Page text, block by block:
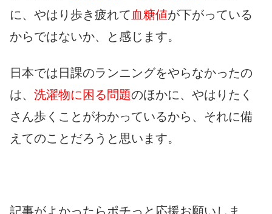
に、やはり歩き疲れて血糖値が下がっている
からではないか、と感じます。
日本では日課のランニングをやらなかったの
は、 洗濯物に困る問題のほかに、やはりたく
さん歩くことがわかっているから、それに備
えてのことだろうと思います。
記事がよかったらポチっと応援お願いしま